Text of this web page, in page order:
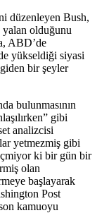
düzenleyen Bush,
olduğunu
ABD’de
yükseldiği siyasi
bir şeyler
bulunmasının
gibi
analizcisi
yetmezmiş gibi
ki bir gün bir
olan
başlayarak
Post
kamuoyu